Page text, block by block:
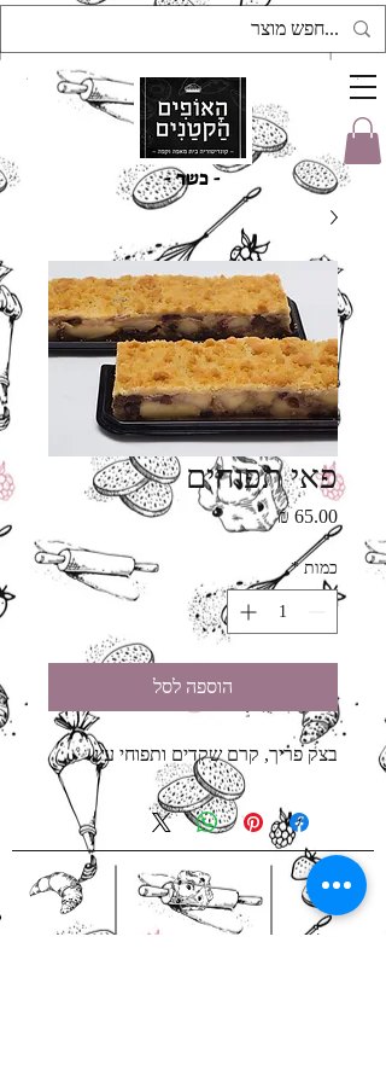
- כשר -
פאי תפוחים
מחיר
כמות *
הוספה לסל
בצק פריך, קרם שקדים ותפוחי עץ
מארזי מתנה
בהזמנה
אירועים לעסקים